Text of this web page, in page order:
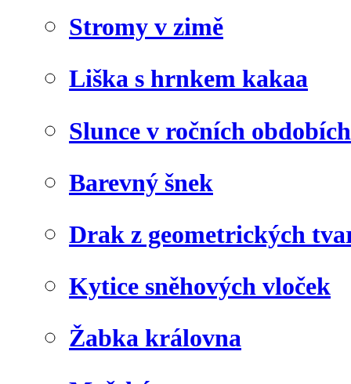
Stromy v zimě
Liška s hrnkem kakaa
Slunce v ročních obdobích
Barevný šnek
Drak z geometrických
Kytice sněhových vloček
Žabka královna